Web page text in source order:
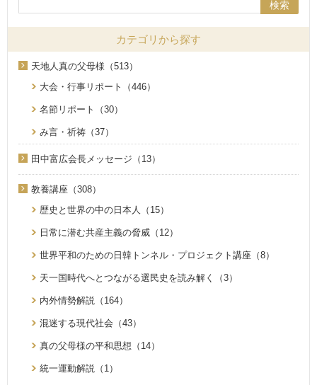
検索
カテゴリから探す
天地人真の父母様（513）
大会・行事リポート（446）
名節リポート（30）
み言・祈祷（37）
田中富広会長メッセージ（13）
教養講座（308）
歴史と世界の中の日本人（15）
日常に潜む共産主義の脅威（12）
世界平和のための日韓トンネル・プロジェクト講座（8）
天一国時代へとつながる選民史を読み解く（3）
内外情勢解説（164）
混迷する現代社会（43）
真の父母様の平和思想（14）
統一運動解説（1）